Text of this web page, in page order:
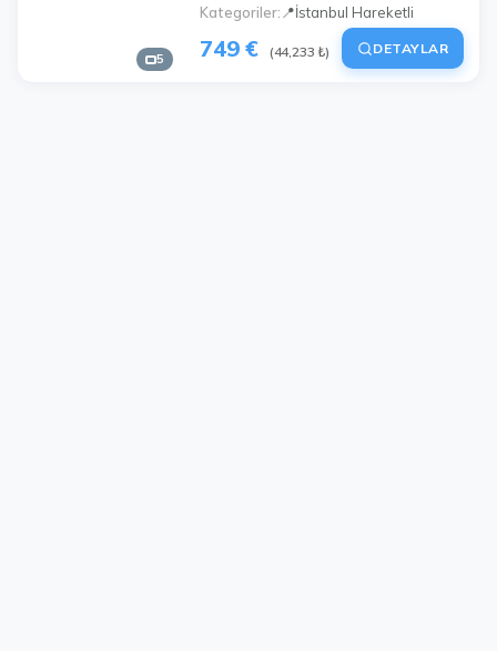
5
Kategoriler 📍İstanbul Hareketli
749 € (44,233 ₺) DETAYLAR